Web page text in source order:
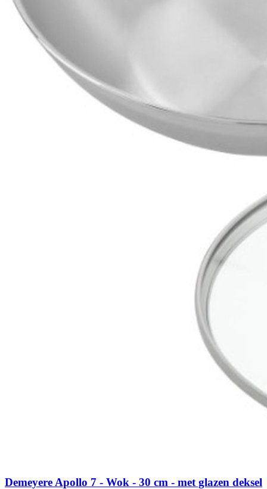
Demeyere Apollo 7 - Wok - 30 cm - met glazen deksel